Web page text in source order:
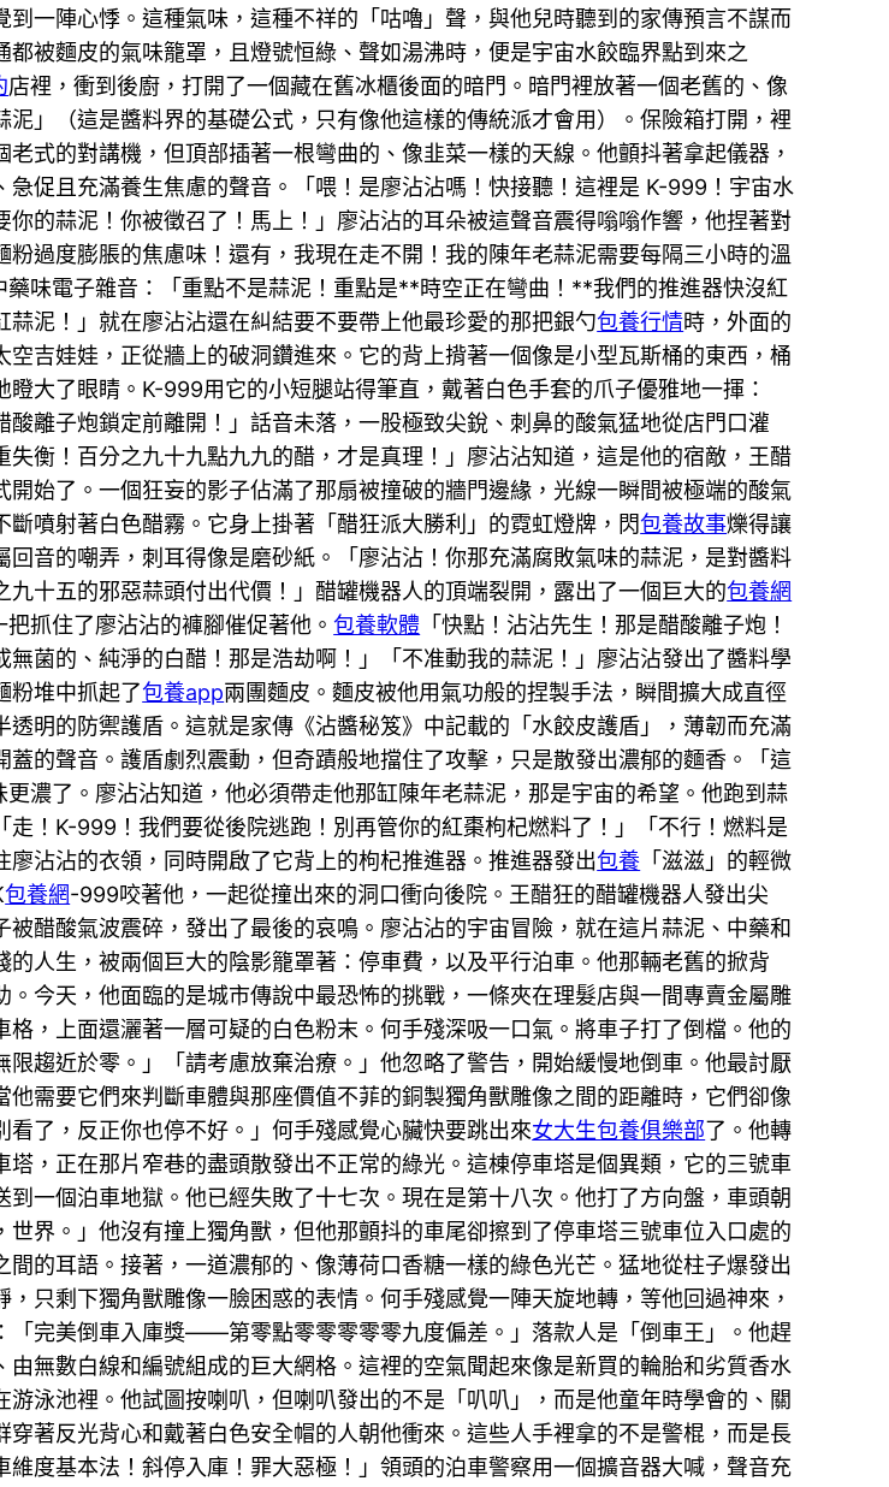
一陣心悸。這種氣味，這種不祥的「咕嚕」聲，與他兒時聽到的家傳預言不謀而
被麵皮的氣味籠罩，且燈號恒綠、聲如湯沸時，便是宇宙水餃臨界點到來之
店裡，衝到後廚，打開了一個藏在舊冰櫃後面的暗門。暗門裡放著一個老舊的、像
」（這是醬料界的基礎公式，只有像他這樣的傳統派才會用）。保險箱打開，裡
式的對講機，但頂部插著一根彎曲的、像韭菜一樣的天線。他顫抖著拿起儀器，
促且充滿養生焦慮的聲音。「喂！是廖沾沾嗎！快接聽！這裡是 K-999！宇宙水
的蒜泥！你被徵召了！馬上！」廖沾沾的耳朵被這聲音震得嗡嗡作響，他捏著對
過度膨脹的焦慮味！還有，我現在走不開！我的陳年老蒜泥需要每隔三小時的溫
味電子雜音：「重點不是蒜泥！重點是**時空正在彎曲！**我們的推進器快沒紅
泥！」就在廖沾沾還在糾結要不要帶上他最珍愛的那把銀勺包養行情時，外面的
吉娃娃，正從牆上的破洞鑽進來。它的背上揹著一個像是小型瓦斯桶的東西，桶
大了眼睛。K-999用它的小短腿站得筆直，戴著白色手套的爪子優雅地一揮：
離子炮鎖定前離開！」話音未落，一股極致尖銳、刺鼻的酸氣猛地從店門口灌
衡！百分之九十九點九九的醋，才是真理！」廖沾沾知道，這是他的宿敵，王醋
始了。一個狂妄的影子佔滿了那扇被撞破的牆門邊緣，光線一瞬間被極端的酸氣
噴射著白色醋霧。它身上掛著「醋狂派大勝利」的霓虹燈牌，閃包養故事爍得讓
音的嘲弄，刺耳得像是磨砂紙。「廖沾沾！你那充滿腐敗氣味的蒜泥，是對醬料
十五的邪惡蒜頭付出代價！」醋罐機器人的頂端裂開，露出了一個巨大的包養網
抓住了廖沾沾的褲腳催促著他。包養軟體 「快點！沾沾先生！那是醋酸離子炮！
菌的、純淨的白醋！那是浩劫啊！」「不准動我的蒜泥！」廖沾沾發出了醬料學
粉堆中抓起了包養app兩團麵皮。麵皮被他用氣功般的捏製手法，瞬間擴大成直徑
明的防禦護盾。這就是家傳《沾醬秘笈》中記載的「水餃皮護盾」，薄韌而充滿
的聲音。護盾劇烈震動，但奇蹟般地擋住了攻擊，只是散發出濃郁的麵香。「這
濃了。廖沾沾知道，他必須帶走他那缸陳年老蒜泥，那是宇宙的希望。他跑到蒜
！K-999！我們要從後院逃跑！別再管你的紅棗枸杞燃料了！」「不行！燃料是
沾沾的衣領，同時開啟了它背上的枸杞推進器。推進器發出包養 「滋滋」的輕微
包養網-999咬著他，一起從撞出來的洞口衝向後院。王醋狂的醋罐機器人發出尖
醋酸氣波震碎，發出了最後的哀鳴。廖沾沾的宇宙冒險，就在這片蒜泥、中藥和
人生，被兩個巨大的陰影籠罩著：停車費，以及平行泊車。他那輛老舊的掀背
今天，他面臨的是城市傳說中最恐怖的挑戰，一條夾在理髮店與一間專賣金屬雕
，上面還灑著一層可疑的白色粉末。何手殘深吸一口氣。將車子打了倒檔。他的
趨近於零。」「請考慮放棄治療。」他忽略了警告，開始緩慢地倒車。他最討厭
需要它們來判斷車體與那座價值不菲的銅製獨角獸雕像之間的距離時，它們卻像
了，反正你也停不好。」何手殘感覺心臟快要跳出來女大生包養俱樂部了。他轉
，正在那片窄巷的盡頭散發出不正常的綠光。這棟停車塔是個異類，它的三號車
一個泊車地獄。他已經失敗了十七次。現在是第十八次。他打了方向盤，車頭朝
界。」他沒有撞上獨角獸，但他那顫抖的車尾卻擦到了停車塔三號車位入口處的
的耳語。接著，一道濃郁的、像薄荷口香糖一樣的綠色光芒。猛地從柱子爆發出
只剩下獨角獸雕像一臉困惑的表情。何手殘感覺一陣天旋地轉，等他回過神來，
「完美倒車入庫獎——第零點零零零零零九度偏差。」落款人是「倒車王」。他趕
無數白線和編號組成的巨大網格。這裡的空氣聞起來像是新買的輪胎和劣質香水
泳池裡。他試圖按喇叭，但喇叭發出的不是「叭叭」，而是他童年時學會的、關
著反光背心和戴著白色安全帽的人朝他衝來。這些人手裡拿的不是警棍，而是長
度基本法！斜停入庫！罪大惡極！」領頭的泊車警察用一個擴音器大喊，聲音充